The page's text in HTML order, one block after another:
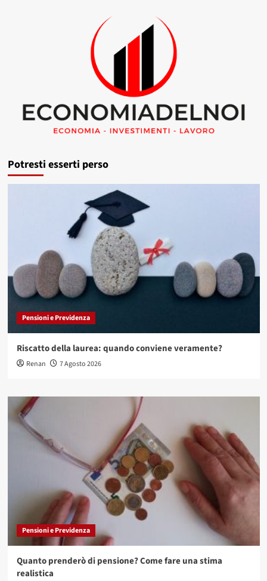
Potresti esserti perso
Pensioni e Previdenza
Riscatto della laurea: quando conviene veramente?
Renan 7 Agosto 2026
Pensioni e Previdenza
Quanto prenderò di pensione? Come fare una stima
realistica